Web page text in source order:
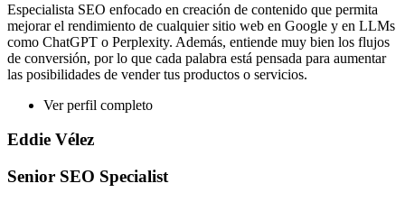
Especialista SEO enfocado en creación de contenido que permita
mejorar el rendimiento de cualquier sitio web en Google y en LLMs
como ChatGPT o Perplexity. Además, entiende muy bien los flujos
de conversión, por lo que cada palabra está pensada para aumentar
las posibilidades de vender tus productos o servicios.
Ver perfil completo
Eddie Vélez
Senior SEO Specialist